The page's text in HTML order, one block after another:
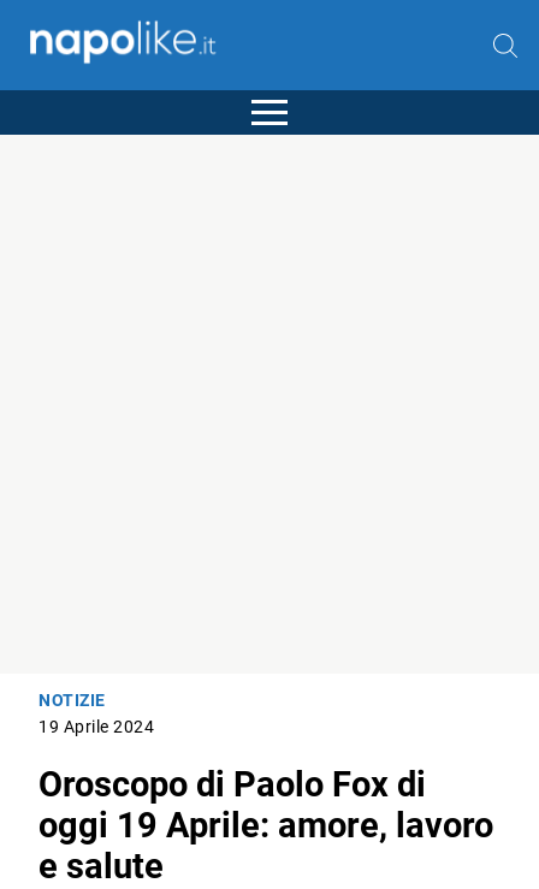
NOTIZIE
19 Aprile 2024
Oroscopo di Paolo Fox di
oggi 19 Aprile: amore, lavoro
e salute